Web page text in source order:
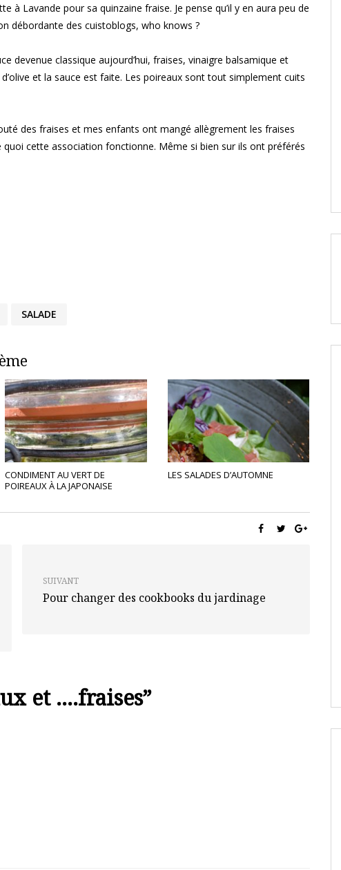
à Lavande pour sa quinzaine fraise. Je pense qu’il y en aura peu de
débordante des cuistoblogs, who knows ?
devenue classique aujourd’hui, fraises, vinaigre balsamique et
et la sauce est faite. Les poireaux sont tout simplement cuits
des fraises et mes enfants ont mangé allègrement les fraises
cette association fonctionne. Même si bien sur ils ont préférés
SALADE
CONDIMENT AU VERT DE
POIREAUX À LA JAPONAISE
LES SALADES D’AUTOMNE
SUIVANT
Pour changer des cookbooks du jardinage
et ….fraises”